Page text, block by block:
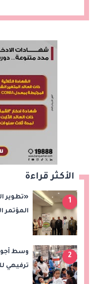
الأكثر قراءة
1
«تطوير
المؤتمر
2
وسط
ترفيهي